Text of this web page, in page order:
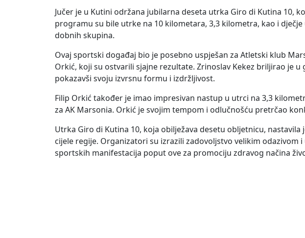
Jučer je u Kutini održana jubilarna deseta utrka Giro di Kutina 10,
programu su bile utrke na 10 kilometara, 3,3 kilometra, kao i
dobnih skupina.
Ovaj sportski događaj bio je posebno uspješan za Atletski klub
Orkić, koji su ostvarili sjajne rezultate. Zrinoslav Kekez briljirao je
pokazavši svoju izvrsnu formu i izdržljivost.
Filip Orkić također je imao impresivan nastup u utrci na 3,3
za AK Marsonia. Orkić je svojim tempom i odlučnošću pretrčao
Utrka Giro di Kutina 10, koja obilježava desetu obljetnicu,
cijele regije. Organizatori su izrazili zadovoljstvo velikim
sportskih manifestacija poput ove za promociju zdravog načina